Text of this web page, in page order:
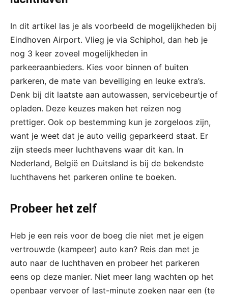
In dit artikel las je als voorbeeld de mogelijkheden bij
Eindhoven Airport. Vlieg je via Schiphol, dan heb je
nog 3 keer zoveel mogelijkheden in
parkeeraanbieders. Kies voor binnen of buiten
parkeren, de mate van beveiliging en leuke extra’s.
Denk bij dit laatste aan autowassen, servicebeurtje of
opladen. Deze keuzes maken het reizen nog
prettiger. Ook op bestemming kun je zorgeloos zijn,
want je weet dat je auto veilig geparkeerd staat. Er
zijn steeds meer luchthavens waar dit kan. In
Nederland, België en Duitsland is bij de bekendste
luchthavens het parkeren online te boeken.
Probeer het zelf
Heb je een reis voor de boeg die niet met je eigen
vertrouwde (kampeer) auto kan? Reis dan met je
auto naar de luchthaven en probeer het parkeren
eens op deze manier. Niet meer lang wachten op het
openbaar vervoer of last-minute zoeken naar een (te